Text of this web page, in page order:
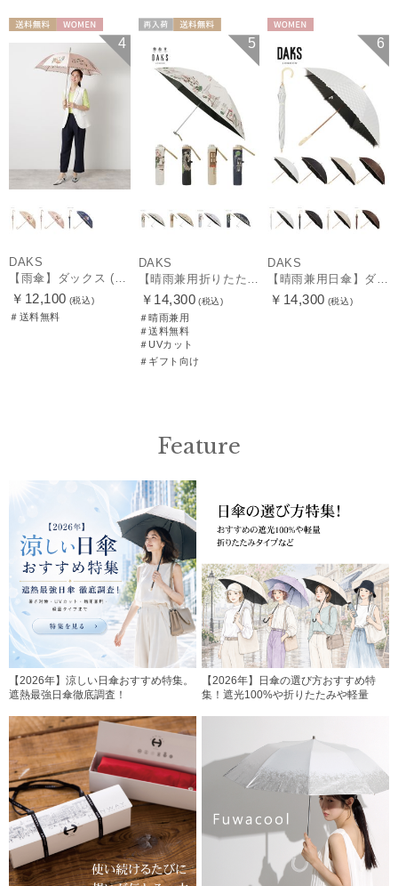
4
DAKS
￥12,100 (税込)
＃送料無料
ギフト向け
5
DAKS
￥14,300 (税込)
＃晴雨兼用
＃送料無料
＃UVカット
＃ギフト向け
6
DAKS
￥14,300 (税込)
Feature
【2026年】涼しい日傘おすすめ特集。
遮熱最強日傘徹底調査！
【2026年】日傘の選び方おすすめ特
集！遮光100%や折りたたみや軽量